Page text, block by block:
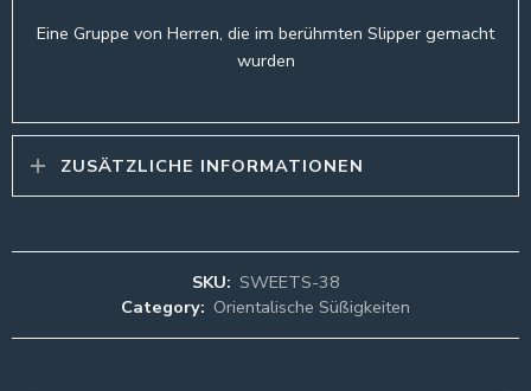
Eine Gruppe von Herren, die im berühmten Slipper gemacht
wurden
ZUSÄTZLICHE INFORMATIONEN
SKU: SWEETS-38
Category: Orientalische Süßigkeiten